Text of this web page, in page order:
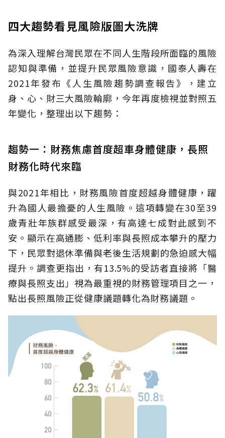
四大趨勢看見風險版圖大洗牌
為深入理解台灣民眾在不同人生階段所面臨的風險
認知與準備，並提升民眾風險意識，國泰人壽在
2021年發布《人生風險趨勢調查報告》，建立
身、心、財三大風險輪廓，今年再度檢視並對照五
年變化，整理出以下趨勢：
趨勢一：財務焦慮首度超車身體健康，長照
財務化時代來臨
與2021年相比，財務風險首度超越身體健康，躍
升為國人最擔憂的人生風險。這項轉變在30至39
歲青壯年族群感受最深，有高達七成對此感到不
安。顯示在高通膨、低利率與長照成本攀升的壓力
下，民眾對退休準備與老後生活規劃的急迫感大幅
提升。調查更指出，有13.5%的受訪者直接將「醫
療與長照支出」視為最重視的財務管理項目之一，
點出長照風險正從健康議題轉化為財務議題。